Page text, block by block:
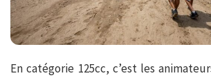
En catégorie 125cc, c’est les